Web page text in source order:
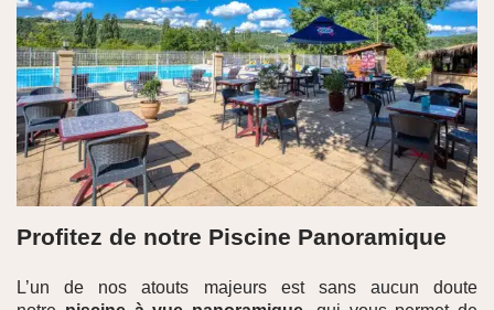
Profitez de notre Piscine Panoramique
L’un de nos atouts majeurs est sans aucun doute